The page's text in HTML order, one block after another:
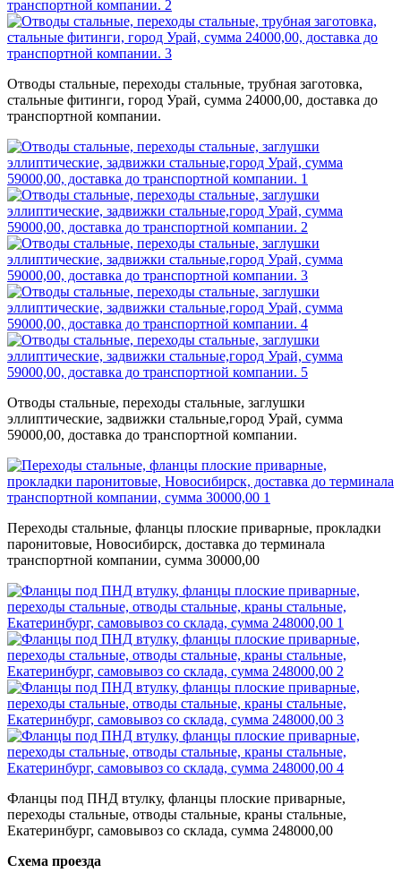
Отводы стальные, переходы стальные, трубная заготовка,
стальные фитинги, город Урай, сумма 24000,00, доставка до
транспортной компании.
Отводы стальные, переходы стальные, заглушки
эллиптические, задвижки стальные,город Урай, сумма
59000,00, доставка до транспортной компании.
Переходы стальные, фланцы плоские приварные, прокладки
паронитовые, Новосибирск, доставка до терминала
транспортной компании, сумма 30000,00
Фланцы под ПНД втулку, фланцы плоские приварные,
переходы стальные, отводы стальные, краны стальные,
Екатеринбург, самовывоз со склада, сумма 248000,00
Схема проезда